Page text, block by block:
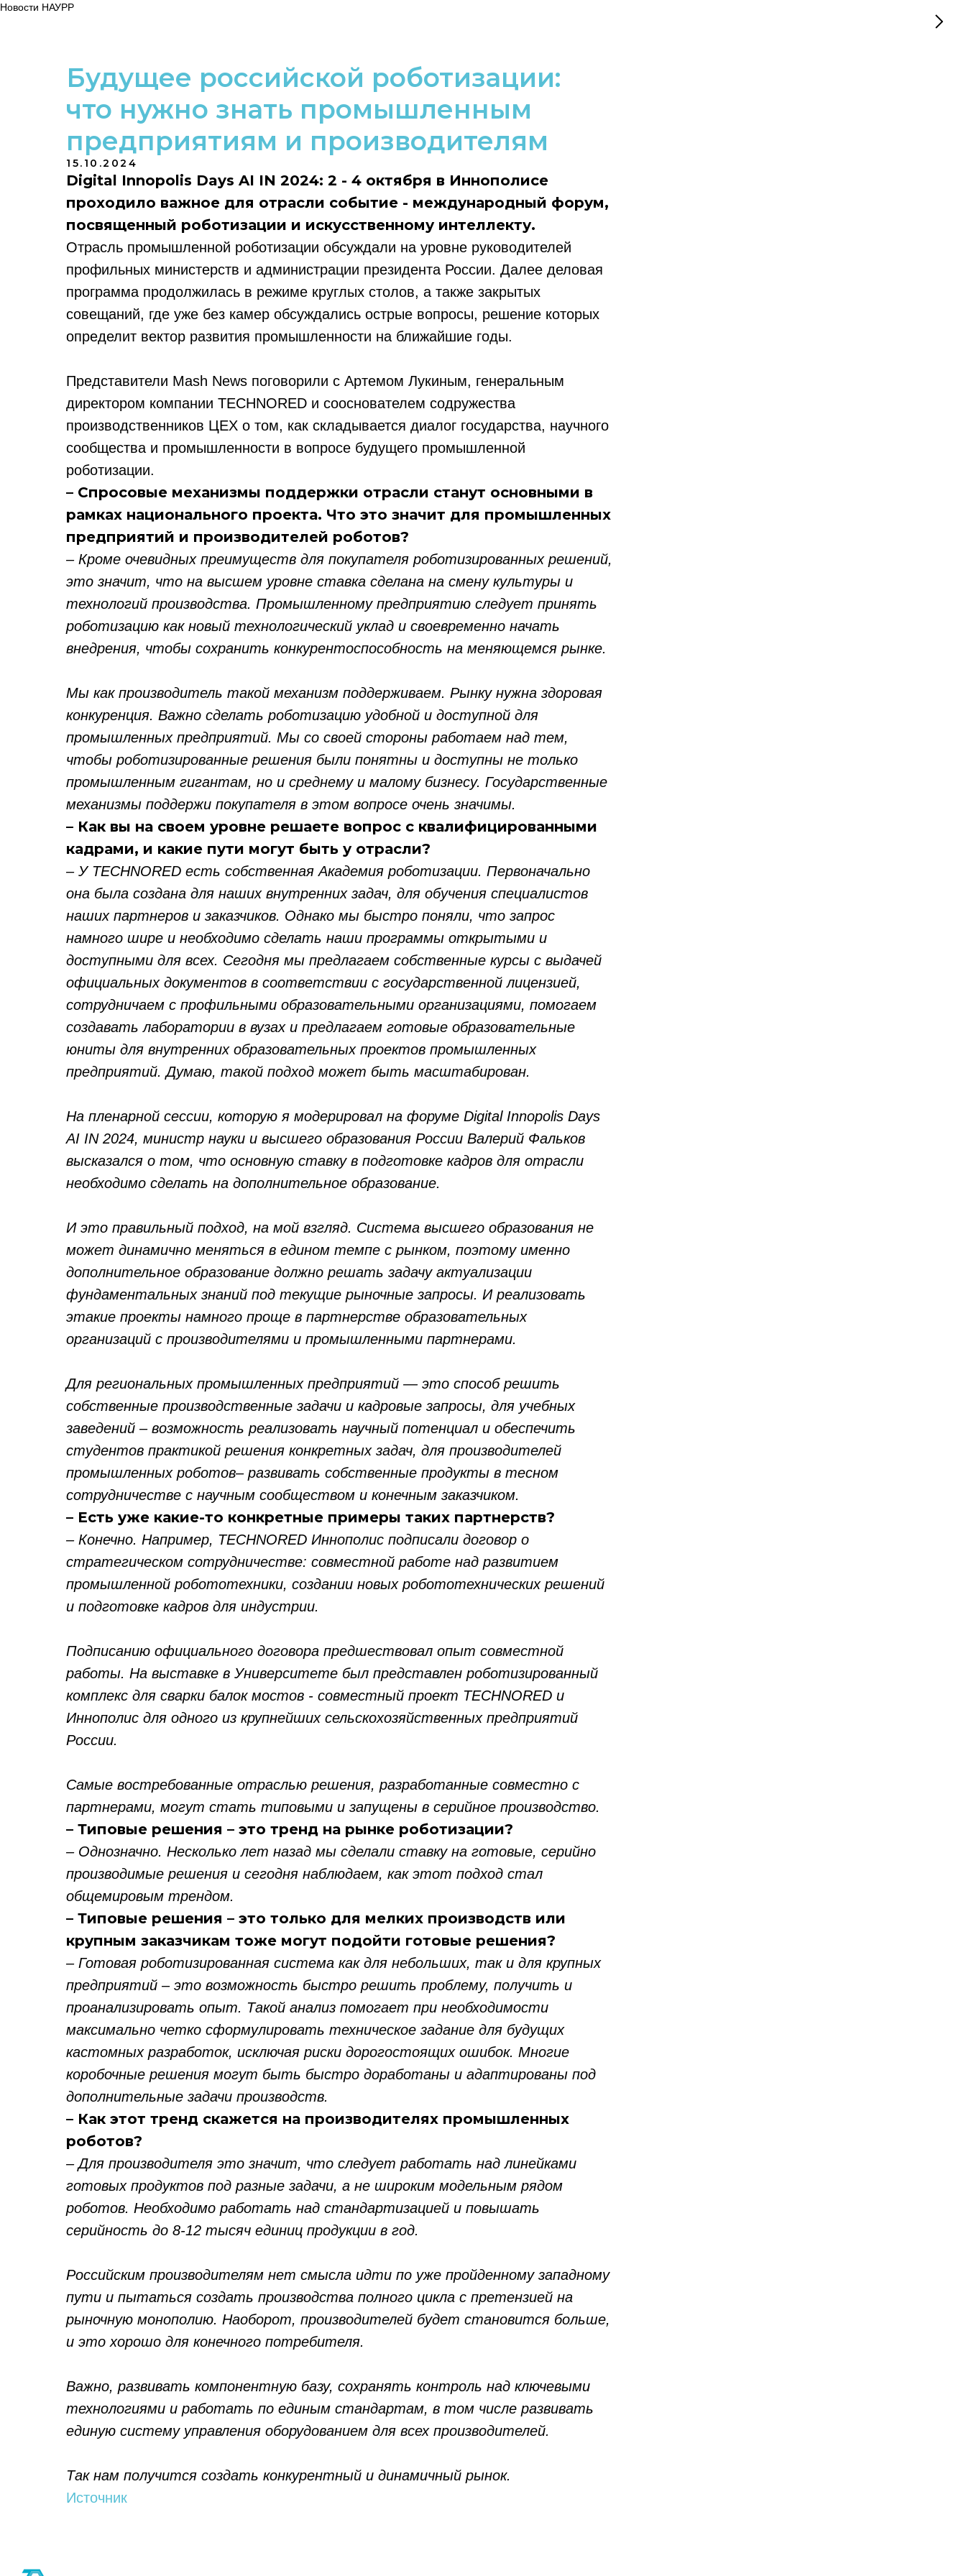
Новости НАУРР
Будущее российской роботизации:
что нужно знать промышленным
предприятиям и производителям
15.10.2024
Digital Innopolis Days AI IN 2024: 2 - 4 октября в Иннополисе
проходило важное для отрасли событие - международный форум,
посвященный роботизации и искусственному интеллекту.
Отрасль промышленной роботизации обсуждали на уровне руководителей
профильных министерств и администрации президента России. Далее деловая
программа продолжилась в режиме круглых столов, а также закрытых
совещаний, где уже без камер обсуждались острые вопросы, решение которых
определит вектор развития промышленности на ближайшие годы.
Представители Mash News поговорили с Артемом Лукиным, генеральным
директором компании TECHNORED и cооснователем содружества
производственников ЦЕХ о том, как складывается диалог государства, научного
сообщества и промышленности в вопросе будущего промышленной
роботизации.
– Спросовые механизмы поддержки отрасли станут основными в
рамках национального проекта. Что это значит для промышленных
предприятий и производителей роботов?
– Кроме очевидных преимуществ для покупателя роботизированных решений,
это значит, что на высшем уровне ставка сделана на смену культуры и
технологий производства. Промышленному предприятию следует принять
роботизацию как новый технологический уклад и своевременно начать
внедрения, чтобы сохранить конкурентоспособность на меняющемся рынке.
Мы как производитель такой механизм поддерживаем. Рынку нужна здоровая
конкуренция. Важно сделать роботизацию удобной и доступной для
промышленных предприятий. Мы со своей стороны работаем над тем,
чтобы роботизированные решения были понятны и доступны не только
промышленным гигантам, но и среднему и малому бизнесу. Государственные
механизмы поддержи покупателя в этом вопросе очень значимы.
– Как вы на своем уровне решаете вопрос с квалифицированными
кадрами, и какие пути могут быть у отрасли?
– У TECHNORED есть собственная Академия роботизации. Первоначально
она была создана для наших внутренних задач, для обучения специалистов
наших партнеров и заказчиков. Однако мы быстро поняли, что запрос
намного шире и необходимо сделать наши программы открытыми и
доступными для всех. Сегодня мы предлагаем собственные курсы с выдачей
официальных документов в соответствии с государственной лицензией,
сотрудничаем с профильными образовательными организациями, помогаем
создавать лаборатории в вузах и предлагаем готовые образовательные
юниты для внутренних образовательных проектов промышленных
предприятий. Думаю, такой подход может быть масштабирован.
На пленарной сессии, которую я модерировал на форуме Digital Innopolis Days
AI IN 2024, министр науки и высшего образования России Валерий Фальков
высказался о том, что основную ставку в подготовке кадров для отрасли
необходимо сделать на дополнительное образование.
И это правильный подход, на мой взгляд. Система высшего образования не
может динамично меняться в едином темпе с рынком, поэтому именно
дополнительное образование должно решать задачу актуализации
фундаментальных знаний под текущие рыночные запросы. И реализовать
этакие проекты намного проще в партнерстве образовательных
организаций с производителями и промышленными партнерами.
Для региональных промышленных предприятий — это способ решить
собственные производственные задачи и кадровые запросы, для учебных
заведений – возможность реализовать научный потенциал и обеспечить
студентов практикой решения конкретных задач, для производителей
промышленных роботов– развивать собственные продукты в тесном
сотрудничестве с научным сообществом и конечным заказчиком.
– Есть уже какие-то конкретные примеры таких партнерств?
– Конечно. Например, TECHNORED Иннополис подписали договор о
стратегическом сотрудничестве: совместной работе над развитием
промышленной робототехники, создании новых робототехнических решений
и подготовке кадров для индустрии.
Подписанию официального договора предшествовал опыт совместной
работы. На выставке в Университете был представлен роботизированный
комплекс для сварки балок мостов - совместный проект TECHNORED и
Иннополис для одного из крупнейших сельскохозяйственных предприятий
России.
Самые востребованные отраслью решения, разработанные совместно с
партнерами, могут стать типовыми и запущены в серийное производство.
– Типовые решения – это тренд на рынке роботизации?
– Однозначно. Несколько лет назад мы сделали ставку на готовые, серийно
производимые решения и сегодня наблюдаем, как этот подход стал
общемировым трендом.
– Типовые решения – это только для мелких производств или
крупным заказчикам тоже могут подойти готовые решения?
– Готовая роботизированная система как для небольших, так и для крупных
предприятий – это возможность быстро решить проблему, получить и
проанализировать опыт. Такой анализ помогает при необходимости
максимально четко сформулировать техническое задание для будущих
кастомных разработок, исключая риски дорогостоящих ошибок. Многие
коробочные решения могут быть быстро доработаны и адаптированы под
дополнительные задачи производств.
– Как этот тренд скажется на производителях промышленных
роботов?
– Для производителя это значит, что следует работать над линейками
готовых продуктов под разные задачи, а не широким модельным рядом
роботов. Необходимо работать над стандартизацией и повышать
серийность до 8-12 тысяч единиц продукции в год.
Российским производителям нет смысла идти по уже пройденному западному
пути и пытаться создать производства полного цикла с претензией на
рыночную монополию. Наоборот, производителей будет становится больше,
и это хорошо для конечного потребителя.
Важно, развивать компонентную базу, сохранять контроль над ключевыми
технологиями и работать по единым стандартам, в том числе развивать
единую систему управления оборудованием для всех производителей.
Так нам получится создать конкурентный и динамичный рынок.
Источник
Политика конфиденциальности
© 2015-2026 НАУРР. Все права защищены.
При использовании материалов ссылка на ROBOTUNION.RU — обязательна